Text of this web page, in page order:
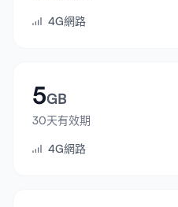
登入 4G網路
5GB
30天有效期
4G網路